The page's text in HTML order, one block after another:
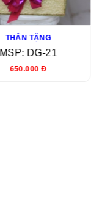
THÂN TẶNG
MSP: DG-21
650.000 Đ